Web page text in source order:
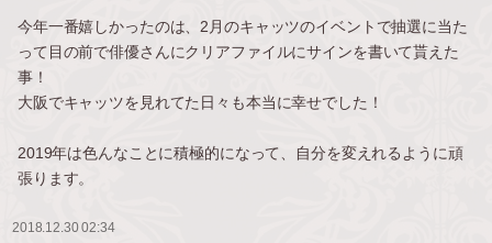
今年一番嬉しかったのは、2月のキャッツのイベントで抽選に当た
って目の前で俳優さんにクリアファイルにサインを書いて貰えた
事！
大阪でキャッツを見れてた日々も本当に幸せでした！
2019年は色んなことに積極的になって、自分を変えれるように頑
張ります。
2018.12.30 02:34